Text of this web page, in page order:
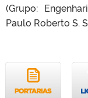
(Grupo:
Paulo Roberto S.